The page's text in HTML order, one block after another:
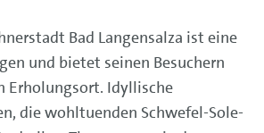
Bad Langensalza ist eine
und bietet seinen Besuchern
Erholungsort. Idyllische
die wohltuenden Schwefel-Sole-